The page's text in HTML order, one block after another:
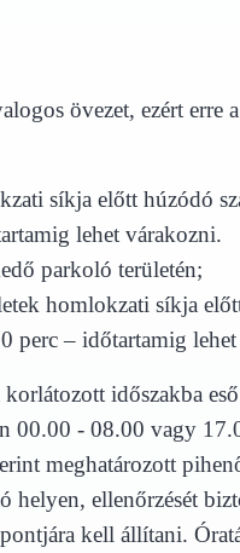
övezet, ezért erre
síkja előtt húzódó
lehet várakozni.
parkoló területén;
homlokzati síkja
– időtartamig lehet
időszakba
- 08.00 vagy
meghatározott
ellenőrzését
kell állítani.